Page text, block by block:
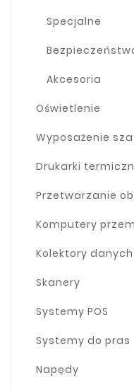
Specjalne
Akcesoria
Oświetlenie
Wyposażenie
Drukarki
Przetwarzanie
Komputery
Kolektory danych
Skanery
Systemy POS
Systemy do pras
Napędy